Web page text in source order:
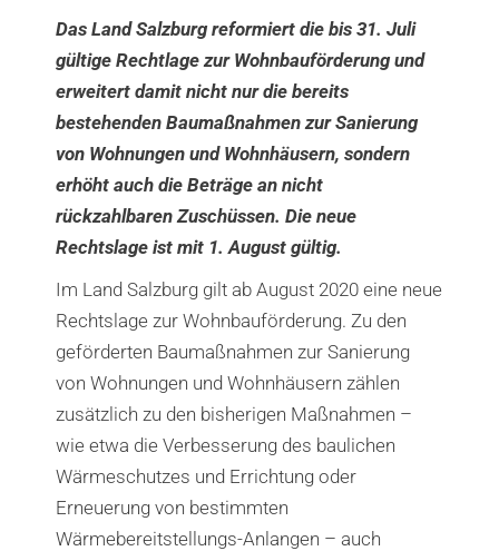
Das Land Salzburg reformiert die bis 31. Juli
gültige Rechtlage zur Wohnbauförderung und
erweitert damit nicht nur die bereits
bestehenden Baumaßnahmen zur Sanierung
von Wohnungen und Wohnhäusern, sondern
erhöht auch die Beträge an nicht
rückzahlbaren Zuschüssen. Die neue
Rechtslage ist mit 1. August gültig.
Im Land Salzburg gilt ab August 2020 eine neue
Rechtslage zur Wohnbauförderung. Zu den
geförderten Baumaßnahmen zur Sanierung
von Wohnungen und Wohnhäusern zählen
zusätzlich zu den bisherigen Maßnahmen –
wie etwa die Verbesserung des baulichen
Wärmeschutzes und Errichtung oder
Erneuerung von bestimmten
Wärmebereitstellungs-Anlangen – auch